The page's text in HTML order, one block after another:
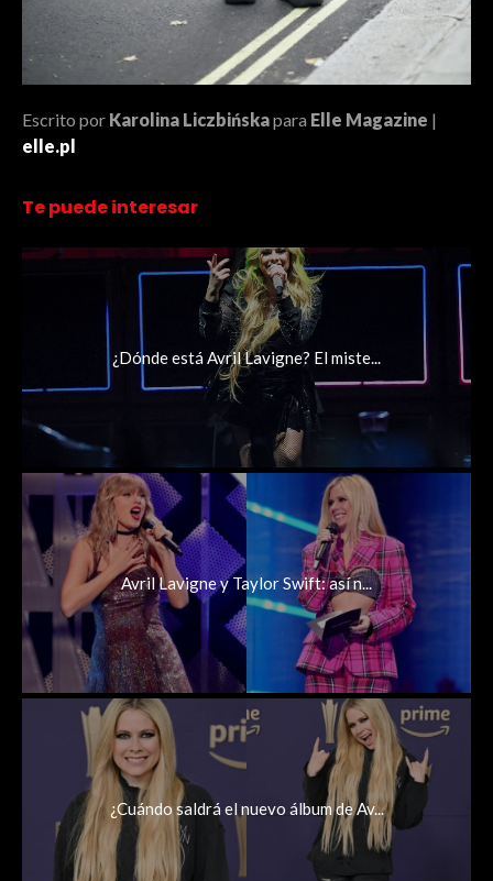
Escrito por Karolina Liczbińskapara Elle Magazine |
elle.pl
Te puede interesar
¿Dónde está Avril Lavigne? El miste...
Avril Lavigne y Taylor Swift: así n...
¿Cuándo saldrá el nuevo álbum de Av...